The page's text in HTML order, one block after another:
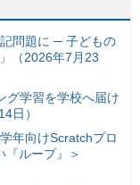
問題に ─ 子どもの
（2026年7月23
グ学習を学校へ届け
日）
年向けScratchプロ
ループ』＞